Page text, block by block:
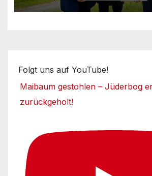
Folgt uns auf YouTube!
Maibaum gestohlen – Jüderbog
zurückgeholt!